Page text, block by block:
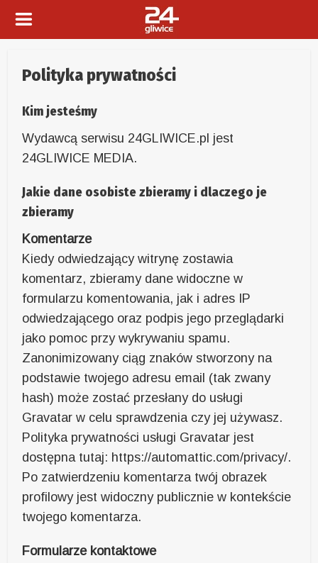
Polityka prywatności
Kim jesteśmy
Wydawcą serwisu 24GLIWICE.pl jest
24GLIWICE MEDIA.
Jakie dane osobiste zbieramy i dlaczego je
zbieramy
Komentarze
Kiedy odwiedzający witrynę zostawia
komentarz, zbieramy dane widoczne w
formularzu komentowania, jak i adres IP
odwiedzającego oraz podpis jego przeglądarki
jako pomoc przy wykrywaniu spamu.
Zanonimizowany ciąg znaków stworzony na
podstawie twojego adresu email (tak zwany
hash) może zostać przesłany do usługi
Gravatar w celu sprawdzenia czy jej używasz.
Polityka prywatności usługi Gravatar jest
dostępna tutaj: https://automattic.com/privacy/.
Po zatwierdzeniu komentarza twój obrazek
profilowy jest widoczny publicznie w kontekście
twojego komentarza.
Formularze kontaktowe